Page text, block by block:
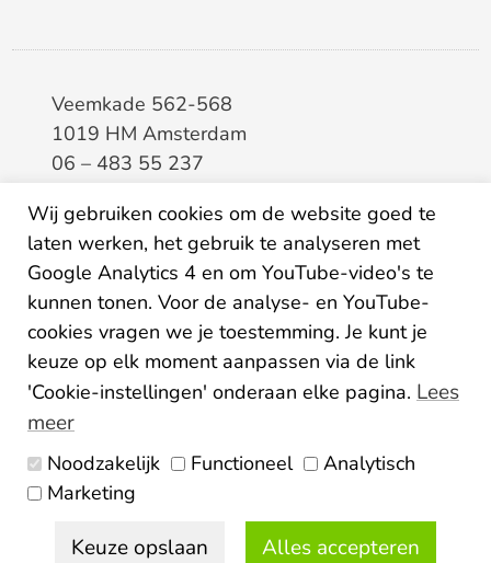
Veemkade 562-568
1019 HM Amsterdam
06 – 483 55 237
BTW8133.20.343.B.01
KvK34207150
IBANNL26ABNA0507435125
Algemene voorwaarden
Disclaimer Colofon
© 2026 Elaa
Wij gebruiken cookies om de website goed te
laten werken, het gebruik te analyseren met
Google Analytics 4 en om YouTube-video's te
kunnen tonen. Voor de analyse- en YouTube-
cookies vragen we je toestemming. Je kunt je
keuze op elk moment aanpassen via de link
'Cookie-instellingen' onderaan elke pagina. Lees
meer
Noodzakelijk Functioneel
Analytisch
Marketing
Keuze opslaan Alles accepteren